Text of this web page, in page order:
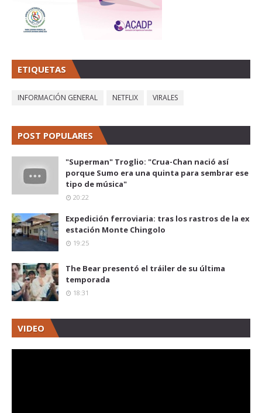
ETIQUETAS
INFORMACIÓN GENERAL NETFLIX VIRALES
POST POPULARES
"Superman" Troglio: "Crua-Chan nació así
porque Sumo era una quinta para sembrar ese
tipo de música"
20:22
Expedición ferroviaria: tras los rastros de la ex
estación Monte Chingolo
19:25
The Bear presentó el tráiler de su última
temporada
18:31
VIDEO